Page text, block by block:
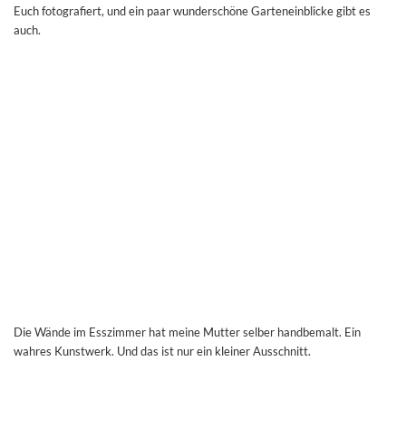
Euch fotografiert, und ein paar wunderschöne Garteneinblicke gibt es
auch.
Die Wände im Esszimmer hat meine Mutter selber handbemalt. Ein
wahres Kunstwerk. Und das ist nur ein kleiner Ausschnitt.